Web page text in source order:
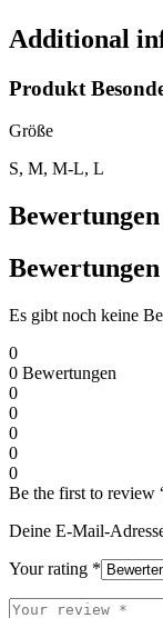
Additional
Produkt
Größe
S, M, M-L, L
Bewertungen
Es gibt noch keine
0
0 Bewertungen
0
0
0
0
0
Be the first to review
Deine E-Mail-
Your rating *